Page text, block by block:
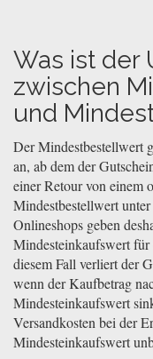
Was ist der
zwischen
und
Der Mindestbestellwert
an, ab dem der
einer Retour von einem
Mindestbestellwert
Onlineshops geben
Mindesteinkaufswert
diesem Fall verliert der
wenn der Kaufbetrag
Mindesteinkaufswert
Versandkosten bei der
Mindesteinkaufswert